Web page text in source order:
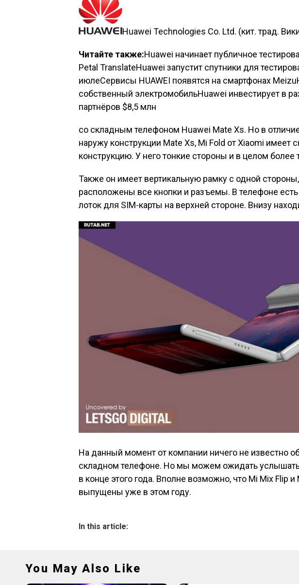
Huawei Technologies Co. Ltd. (кит. трад.
Читайте также:Huawei начинает публичное
Petal TranslateHuawei запустит спутники для
июлеСервисы HUAWEI появятся на смартфонах
собственный электромобильHuawei инвестирует в
партнёров $8,5 млн
со складным телефоном Huawei Mate Xs. Но в
наружу конструкции Mate Xs, Mi Fold от Xiaomi
конструкцию. У него тонкие стороны и в целом
Также он имеет вертикальную рамку с одной
расположены все кнопки и разъемы. В телефоне
лоток для SIM-карты на верхней стороне. Внизу
На данный момент от компании ничего не известно
складном телефоне. Но мы можем ожидать
в конце этого года. Вполне возможно, что Mi Mix Flip и
выпущены уже в этом году.
In this article:
You May Also Like